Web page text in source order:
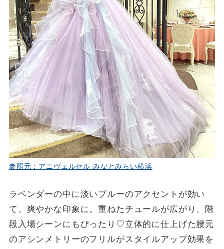
参照元：アニヴェルセル みなとみらい横浜
ラベンダーの中に淡いブルーのアクセントが効い
て、爽やかな印象に。重ねたチュールが広がり、階
段入場シーンにもぴったり♡立体的に仕上げた腰元
のアシンメトリーのフリルがスタイルアップ効果を